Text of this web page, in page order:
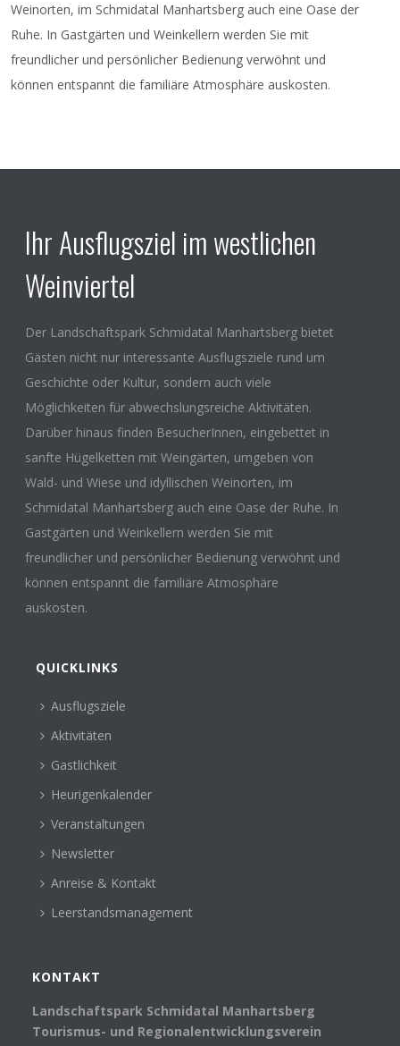
Weinorten, im Schmidatal Manhartsberg auch eine Oase der
Ruhe. In Gastgärten und Weinkellern werden Sie mit
freundlicher und persönlicher Bedienung verwöhnt und
können entspannt die familiäre Atmosphäre auskosten.
Ihr Ausflugsziel im westlichen
Weinviertel
Der Landschaftspark Schmidatal Manhartsberg bietet
Gästen nicht nur interessante Ausflugsziele rund um
Geschichte oder Kultur, sondern auch viele
Möglichkeiten für abwechslungsreiche Aktivitäten.
Darüber hinaus finden BesucherInnen, eingebettet in
sanfte Hügelketten mit Weingärten, umgeben von
Wald- und Wiese und idyllischen Weinorten, im
Schmidatal Manhartsberg auch eine Oase der Ruhe. In
Gastgärten und Weinkellern werden Sie mit
freundlicher und persönlicher Bedienung verwöhnt und
können entspannt die familiäre Atmosphäre
auskosten.
QUICKLINKS
Ausflugsziele
Aktivitäten
Gastlichkeit
Heurigenkalender
Veranstaltungen
Newsletter
Anreise & Kontakt
Leerstandsmanagement
KONTAKT
Landschaftspark Schmidatal Manhartsberg
Tourismus- und Regionalentwicklungsverein